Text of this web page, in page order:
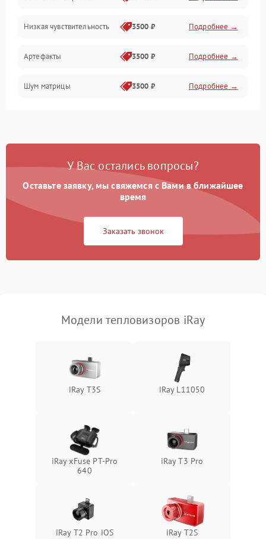
Измерения
Матрица
Проблемы питания
Проблемы с объективом
Низкая чувствительность 3500 ₽ Подробнее →
Артефакты 3500 ₽ Подробнее →
Шум матрицы 3500 ₽ Подробнее →
У Вас остались вопросы?
Оставьте заявку, мы свяжемся с Вами в ближайшее
время
Заказать звонок
Модели тепловизоров iRay
iRay T3S iRay L11050
iRay xFuse PT-Pro
640
iRay T3 Pro
iRay T2 Pro iOS iRay T2S